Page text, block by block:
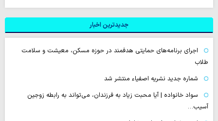
جدیدترین اخبار
اجرای برنامه‌های حمایتی هدفمند در حوزه مسکن، معیشت و سلامت
طلاب
شماره جدید نشریه اصفیاء منتشر شد
سواد خانواده | آیا محبت زیاد به فرزندان، می‌تواند به رابطه زوجین
آسیب…